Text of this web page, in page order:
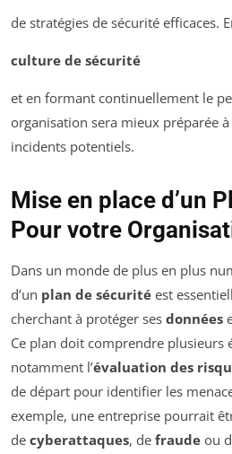
de stratégies de sécurité efficaces.
culture de sécurité
et en formant continuellement le
organisation sera mieux préparée
incidents potentiels.
Mise en place d’un
Pour votre
Dans un monde de plus en plus
d’un plan de sécurité est
cherchant à protéger ses données
Ce plan doit comprendre plusieurs
notamment l’évaluation des
de départ pour identifier les
exemple, une entreprise pourrait
de cyberattaques, de fraude ou